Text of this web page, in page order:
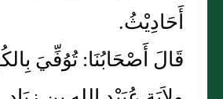
أَحَادِيْثُ.
قَالَ أَصْحَابُنَا: تُوُفِّيَ